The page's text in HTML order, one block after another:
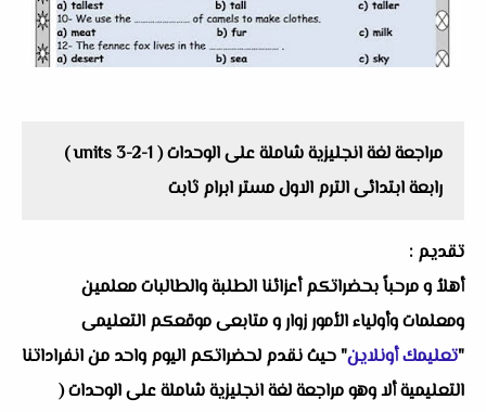
مراجعة لغة انجليزية شاملة على الوحدات ( units 3-2-1 )
رابعة ابتدائى الترم الاول مستر ابرام ثابت
تقديم :
أهلاُ و مرحباً بحضراتكم أعزائنا الطلبة والطالبات معلمين
ومعلمات وأولياء الأمور زوار و متابعى موقعكم التعليمى
"تعليمك أونلاين" حيث نقدم لحضراتكم اليوم واحد من انفراداتنا
التعليمية ألا وهو مراجعة لغة انجليزية شاملة على الوحدات (